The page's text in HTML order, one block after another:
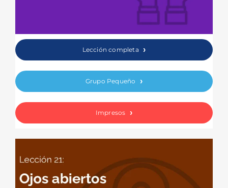
Lección completa
Grupo Pequeño
Impresos